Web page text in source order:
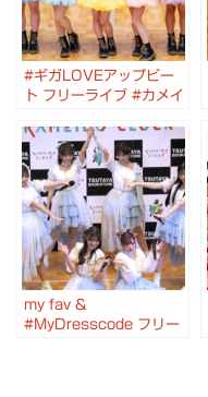
#ギガLOVEアップビー
ト フリーライブ #カメイ
星こと #斎藤結愛 #小牟
礼愛子 #真知田彩夢 #水
野七葉
my fav &
#MyDresscode フリー